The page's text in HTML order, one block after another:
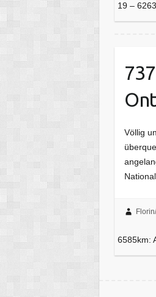
19 –
Völlig
6585km: